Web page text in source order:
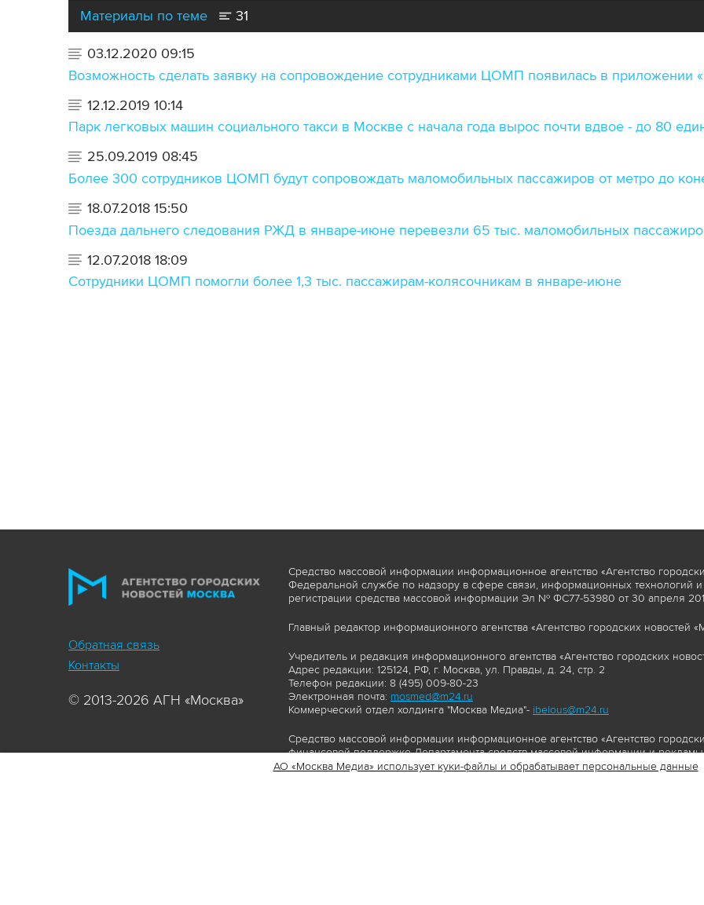
Материалы по теме 31
03.12.2020 09:15
Возможность сделать заявку на сопровождение сотрудниками ЦОМП появилась в приложении
12.12.2019 10:14
Парк легковых машин социального такси в Москве с начала года вырос почти вдвое - до 80
25.09.2019 08:45
Более 300 сотрудников ЦОМП будут сопровождать маломобильных пассажиров от метро до
18.07.2018 15:50
Поезда дальнего следования РЖД в январе-июне перевезли 65 тыс. маломобильных
12.07.2018 18:09
Сотрудники ЦОМП помогли более 1,3 тыс. пассажирам-колясочникам в январе-июне
Обратная связь
Контакты
© 2013-2026 АГН «Москва»
Средство массовой информации информационное агентство «Агентство
Федеральной службе по надзору в сфере связи, информационных технологий
регистрации средства массовой информации Эл № ФС77-53980 от 30 апреля
Главный редактор информационного агентства «Агентство городских новостей
Учредитель и редакция информационного агентства «Агентство городских
Адрес редакции: 125124, РФ, г. Москва, ул. Правды, д. 24, стр. 2
Телефон редакции: 8 (495) 009-80-23
Электронная почта: mosmed@m24.ru
Коммерческий отдел холдинга "Москва Медиа"- ibelous@m24.ru
Средство массовой информации информационное агентство «Агентство
финансовой поддержке Департамента средств массовой информации и
АО «Москва Медиа» использует куки-файлы и обрабатывает персональные данные